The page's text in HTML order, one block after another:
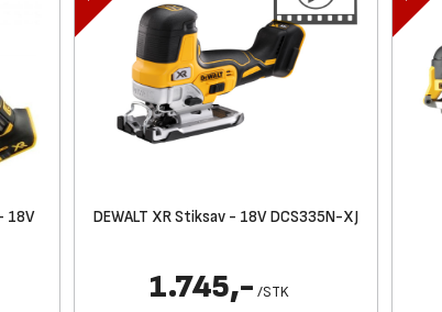
18V
DEWALT XR Stiksav - 18V DCS335N-XJ
1.745,- /STK